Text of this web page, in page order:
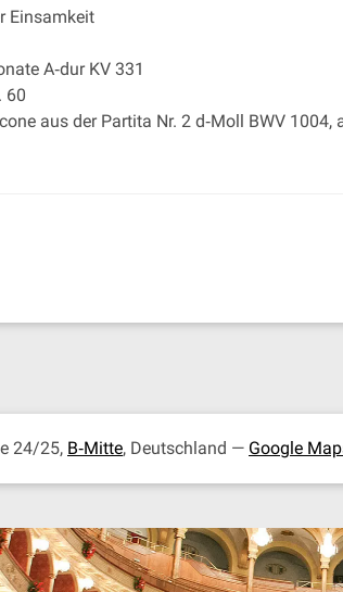
Einsamkeit
A‐dur KV 331
60
aus der Partita Nr. 2 d‐Moll BWV 1004,
24/25, B‐Mitte, Deutschland — Google